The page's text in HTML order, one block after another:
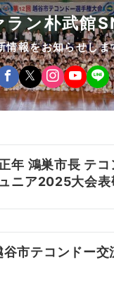
ラン朴武館
情報をお知らせしま
年 鴻巣市長 テコ
ニア2025大会表
市テコンドー交